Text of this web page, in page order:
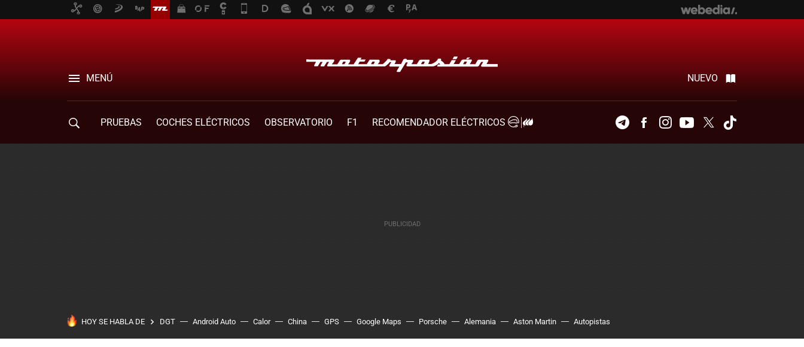
MENÚ NUEVO
PRUEBAS COCHES ELÉCTRICOS OBSERVATORIO F1
RECOMENDADOR ELÉCTRICOS
TelegramFacebookInstagramYoutubeTwitter
HOY SE HABLA DE DGT Android Auto Calor China GPS Google Maps Porsche Alemania Aston Martin Autopistas